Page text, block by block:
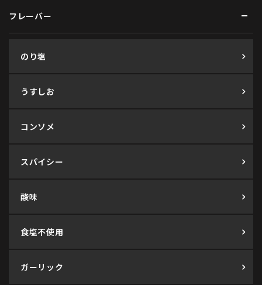
フレーバー
のり塩
うすしお
コンソメ
スパイシー
酸味
食塩不使用
ガーリック